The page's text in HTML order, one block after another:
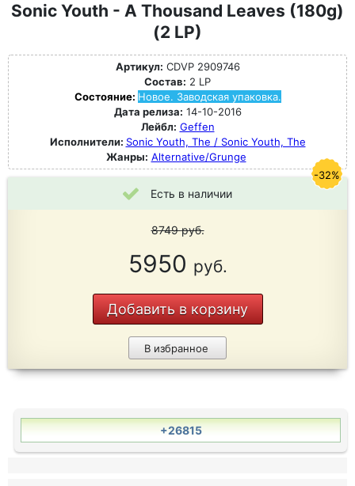
Sonic Youth - A Thousand Leaves (180g)
(2 LP)
Артикул: CDVP 2909746
Состав: 2 LP
Состояние: Новое. Заводская упаковка.
Дата релиза: 14-10-2016
Лейбл: Geffen
Исполнители: Sonic Youth, The / Sonic Youth, The
Жанры: Alternative/Grunge
Есть в наличии
8749руб.
5950 руб.
Добавить в корзину
В избранное
-32%
+26815